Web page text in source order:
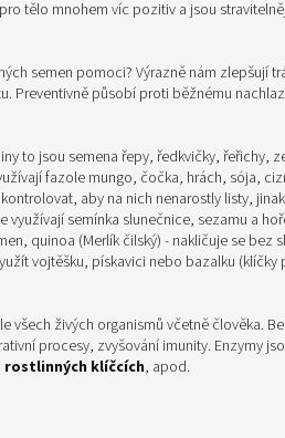
tělo mnohem víc pozitiv a jsou
semen pomoci? Výrazně nám zlepšují
Preventivně působí proti běžnému
to jsou semena řepy, ředkvičky, řeřichy,
fazole mungo, čočka, hrách, sója,
aby na nich nenarostly listy,
využívají semínka slunečnice, sezamu a
quinoa (Merlík čilský) - nakličuje se bez
vojtěšku, pískavici nebo bazalku
všech živých organismů včetně člověka.
procesy, zvyšování imunity. Enzymy
rostlinných klíčcích, apod.